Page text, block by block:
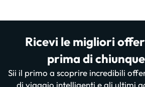
Ricevi le migliori
prima di
Sii il primo a scoprire incredibili
di viaggio intelligenti e gli ultimi